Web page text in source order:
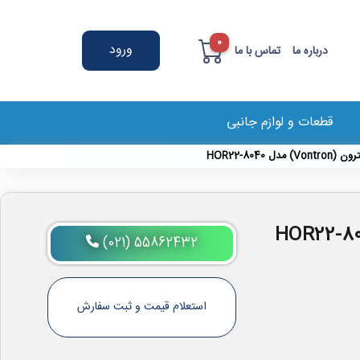
درباره ما تماس با ما 0 ورود
قطعات و لوازم جانبی
(021) 55862432
استعلام قیمت و ثبت سفارش